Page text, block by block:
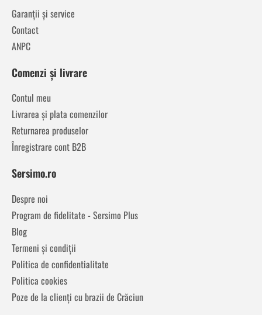
Garanții și service
Contact
ANPC
Comenzi și livrare
Contul meu
Livrarea și plata comenzilor
Returnarea produselor
Înregistrare cont B2B
Sersimo.ro
Despre noi
Program de fidelitate - Sersimo Plus
Blog
Termeni și condiții
Politica de confidentialitate
Politica cookies
Poze de la clienți cu brazii de Crăciun